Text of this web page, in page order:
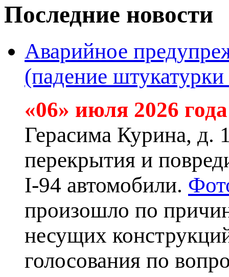
Последние новости
Аварийное
(падение
«06» июля 2026 года
Герасима Курина, д.
перекрытия и
I-94 автомобили.
произошло по
несущих
голосования по